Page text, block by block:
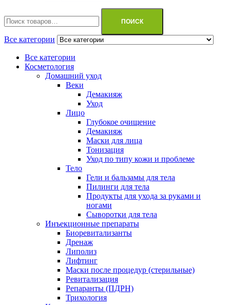
ПОИСК
Все категории
Все категории
Косметология
Домашний уход
Веки
Демакияж
Уход
Лицо
Глубокое очищение
Демакияж
Маски для лица
Тонизация
Уход по типу кожи и проблеме
Тело
Гели и бальзамы для тела
Пилинги для тела
Продукты для ухода за руками и
ногами
Сыворотки для тела
Инъекционные препараты
Биоревитализанты
Дренаж
Липолиз
Лифтинг
Маски после процедур (стерильные)
Ревитализация
Репаранты (ПДРН)
Трихология